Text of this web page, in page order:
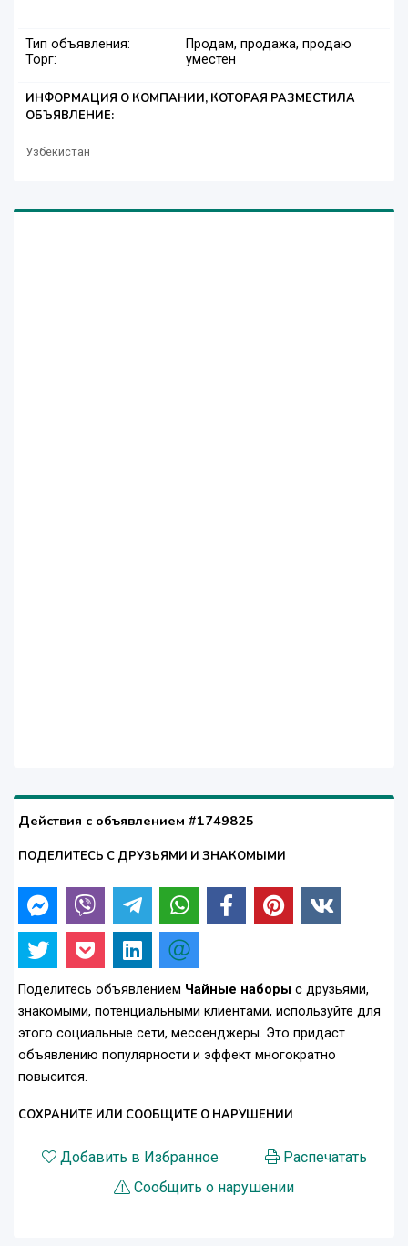
Тип объявления:
Продам, продажа, продаю
Торг:
уместен
ИНФОРМАЦИЯ О КОМПАНИИ, КОТОРАЯ РАЗМЕСТИЛА
ОБЪЯВЛЕНИЕ:
Узбекистан
Действия с объявлением #1749825
ПОДЕЛИТЕСЬ С ДРУЗЬЯМИ И ЗНАКОМЫМИ
Поделитесь объявлением Чайные наборы с друзьями,
знакомыми, потенциальными клиентами, используйте для
этого социальные сети, мессенджеры. Это придаст
объявлению популярности и эффект многократно
повысится.
СОХРАНИТЕ ИЛИ СООБЩИТЕ О НАРУШЕНИИ
Добавить в Избранное
Распечатать
Сообщить о нарушении